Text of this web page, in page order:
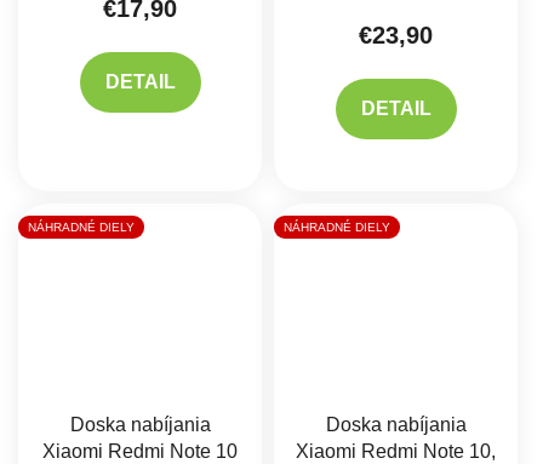
€17,90
DETAIL
€23,90
DETAIL
NÁHRADNÉ DIELY
Doska nabíjania
Xiaomi Redmi Note 10
NÁHRADNÉ DIELY
Doska nabíjania
Xiaomi Redmi Note 10,